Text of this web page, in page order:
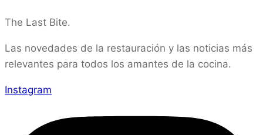
The Last Bite.
Las novedades de la restauración y las noticias más
relevantes para todos los amantes de la cocina.
Instagram